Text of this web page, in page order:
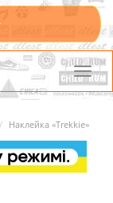
Наклейка «Trekkie»